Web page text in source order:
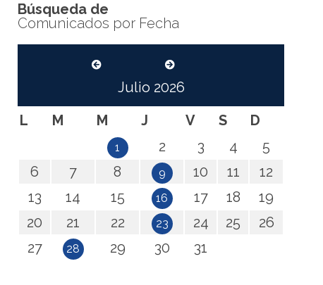
Búsqueda de
Comunicados por Fecha
Julio 2026
L
M M J V S D
1 2 3 4
5
6
7 8 9 10 11
12
13
14 15 16 17 18
19
20
21 22 23 24 25
26
27
28 29 30 31